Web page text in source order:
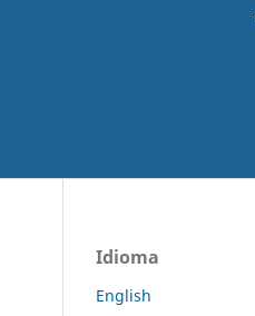
Idioma
English